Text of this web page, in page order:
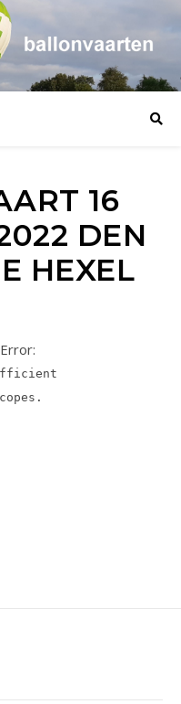
16
DEN
HEXEL